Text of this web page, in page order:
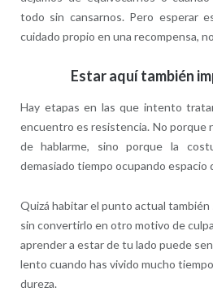
todo sin cansarnos. Pero esperar
cuidado propio en una recompensa,
Estar aquí también
Hay etapas en las que intento
encuentro es resistencia. No porque
de hablarme, sino porque la
demasiado tiempo ocupando espacio
Quizá habitar el punto actual
sin convertirlo en otro motivo de
aprender a estar de tu lado puede
lento cuando has vivido mucho
dureza.